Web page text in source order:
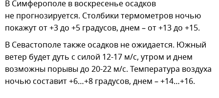
В Симферополе в воскресенье осадков
не прогнозируется. Столбики термометров ночью
покажут от +3 до +5 градусов, днем – от +13 до +15.
В Севастополе также осадков не ожидается. Южный
ветер будет дуть с силой 12-17 м/с, утром и днем
возможны порывы до 20-22 м/с. Температура воздуха
ночью составит +6…+8 градусов, днем – +14…+16.